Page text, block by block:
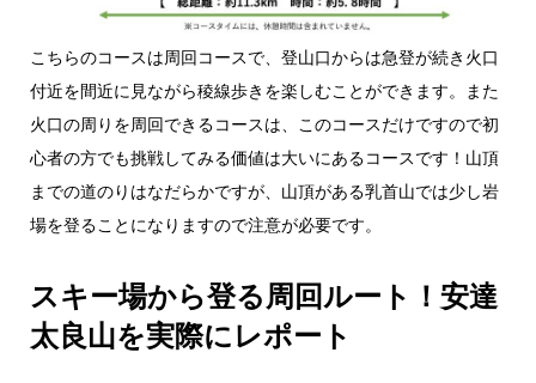
こちらのコースは周回コースで、登山口からは急登が続き火口
付近を間近に見ながら稜線歩きを楽しむことができます。また
火口の周りを周回できるコースは、このコースだけですので初
心者の方でも挑戦してみる価値は大いにあるコースです！山頂
までの道のりはなだらかですが、山頂がある乳首山では少し岩
場を登ることになりますので注意が必要です。
スキー場から登る周回ルート！安達
太良山を実際にレポート